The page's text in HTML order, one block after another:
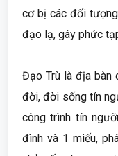
cơ bị các đối
đạo lạ, gây phức
Đạo Trù là địa bàn
đời, đời sống tín
công trình tín
đình và 1 miếu,